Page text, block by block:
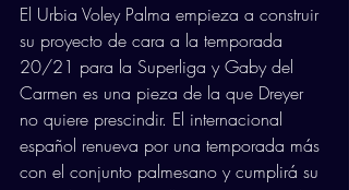
El Urbia Voley Palma empieza a construir
su proyecto de cara a la temporada
20/21 para la Superliga y Gaby del
Carmen es una pieza de la que Dreyer
no quiere prescindir. El internacional
español renueva por una temporada más
con el conjunto palmesano y cumplirá su